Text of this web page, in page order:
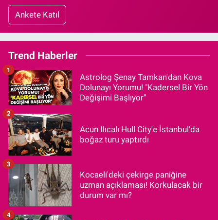
Ankete Katıl
Trend Haberler
Astrolog Şenay Tamkan'dan Kova
Dolunayı Yorumu! "Kadersel Bir Yön
Değişimi Başlıyor"
1
Acun Ilıcalı Hull City'e İstanbul'da
boğaz turu yaptırdı
2
Kocaeli'deki çekirge paniğine
uzman açıklaması! Korkulacak bir
durum var mı?
3
4